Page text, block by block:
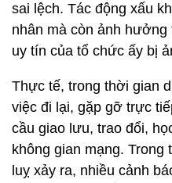
sai lệch. Tác động xấu
nhân mà còn ảnh
uy tín của tổ chức ấy bị
Thực tế, trong thời gian
việc đi lại, gặp gỡ trực
cầu giao lưu, trao đổi,
không gian mạng.
luỵ xảy ra, nhiều cảnh